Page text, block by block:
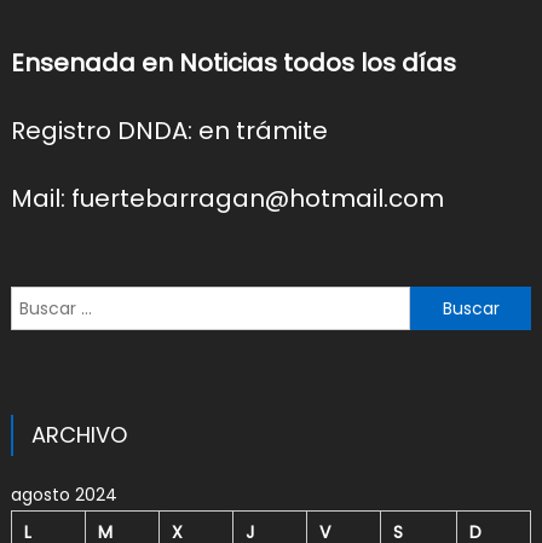
Ensenada en Noticias todos los días
Registro DNDA: en trámite
Mail: fuertebarragan@hotmail.com
Buscar:
ARCHIVO
agosto 2024
L
M X J V S D